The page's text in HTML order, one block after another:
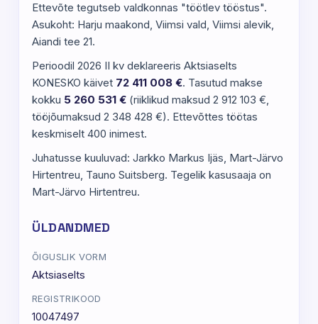
Ettevõte tegutseb valdkonnas "töötlev tööstus".
Asukoht: Harju maakond, Viimsi vald, Viimsi alevik,
Aiandi tee 21.
Perioodil 2026 II kv deklareeris Aktsiaselts
KONESKO käivet 72 411 008 €. Tasutud makse
kokku 5 260 531 € (riiklikud maksud 2 912 103 €,
tööjõumaksud 2 348 428 €). Ettevõttes töötas
keskmiselt 400 inimest.
Juhatusse kuuluvad: Jarkko Markus Ijäs, Mart-Järvo
Hirtentreu, Tauno Suitsberg. Tegelik kasusaaja on
Mart-Järvo Hirtentreu.
ÜLDANDMED
ÕIGUSLIK VORM
Aktsiaselts
REGISTRIKOOD
10047497